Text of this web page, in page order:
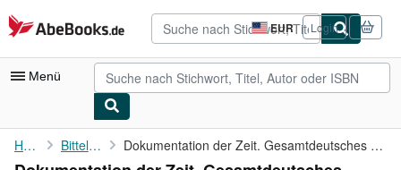
Zum Hauptinhalt
AbeBooks.de EUR
Seite
der
Einkaufseinstellungen.
Login
Menü
Nutzerkonto
Home Bittel, Karl Dokumentation der Zeit. Gesamtdeutsches Informations-Archiv.